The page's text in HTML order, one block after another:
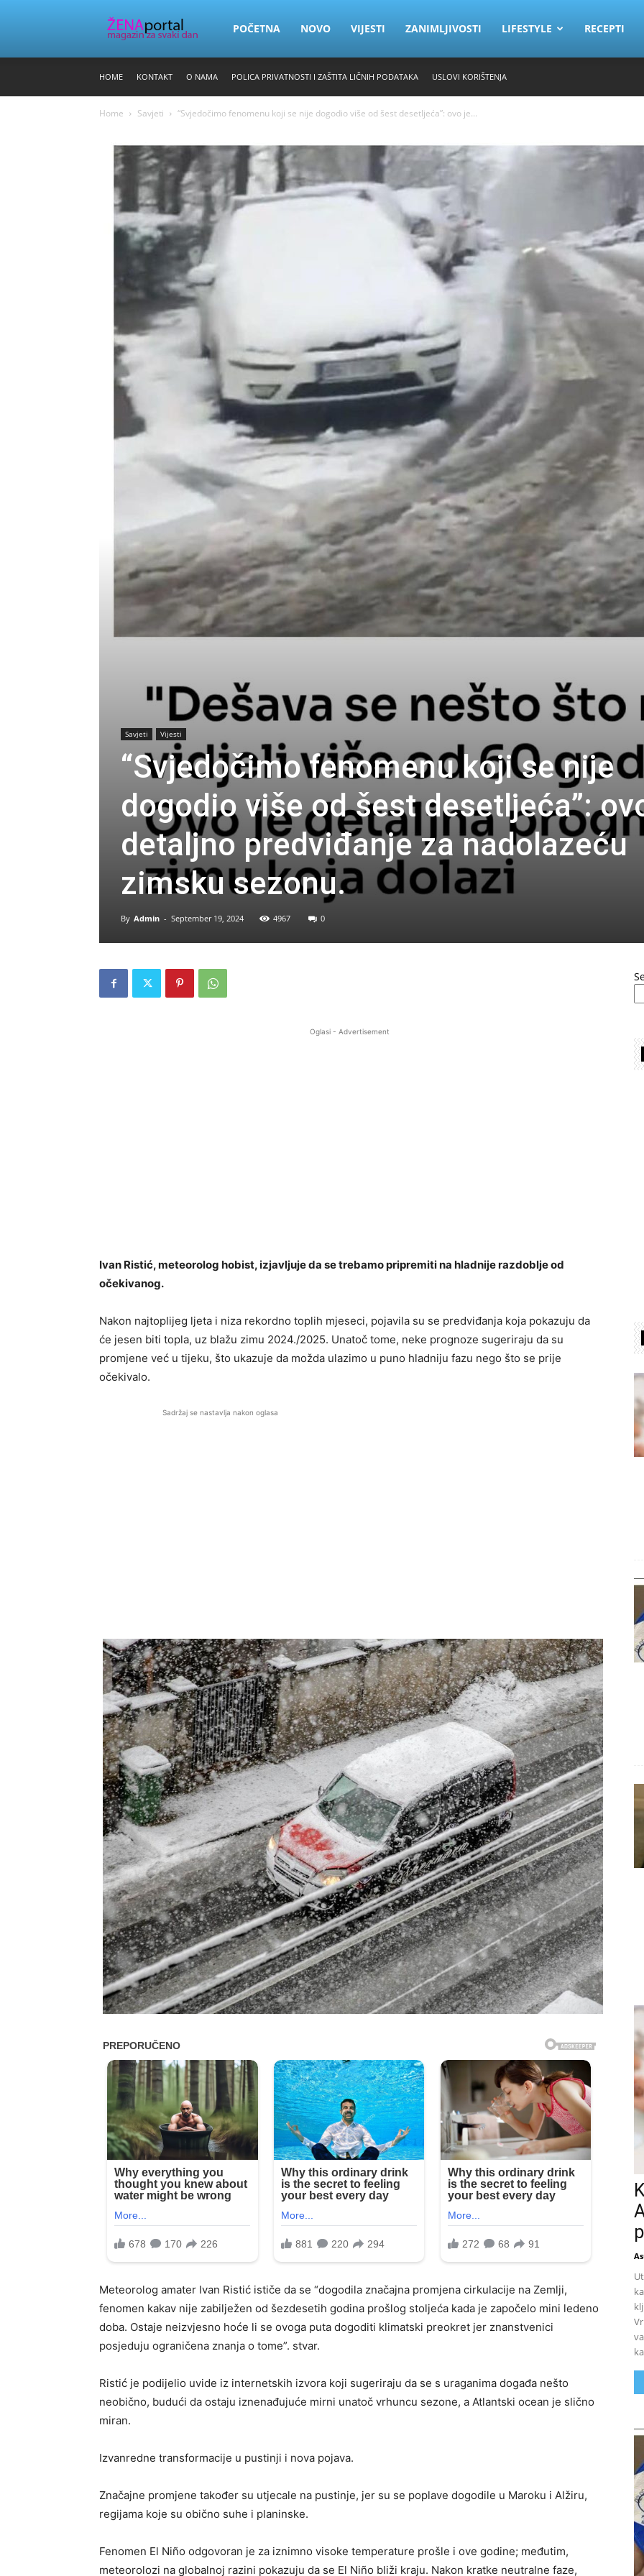
Zena
POČETNA NOVO VIJESTI ZANIMLJIVOSTI LIFESTYLE RECEPTI
HOME KONTAKT O NAMA POLICA PRIVATNOSTI I ZAŠTITA LIČNIH PODATAKA USLOVI KORIŠTENJA
Home Savjeti “Svjedočimo fenomenu koji se nije dogodio više od šest desetljeća”: ovo je...
Savjeti Vijesti
“Svjedočimo fenomenu koji se nije
dogodio više od šest desetljeća”:
detaljno predviđanje za nadolazeću
zimsku sezonu.
By Admin - September 19, 2024 4967 0
Oglasi - Advertisement
Ivan Ristić, meteorolog hobist, izjavljuje da se trebamo pripremiti na hladnije razdoblje od
očekivanog.
Nakon najtoplijeg ljeta i niza rekordno toplih mjeseci, pojavila su se predviđanja koja pokazuju da
će jesen biti topla, uz blažu zimu 2024./2025. Unatoč tome, neke prognoze sugeriraju da su
promjene već u tijeku, što ukazuje da možda ulazimo u puno hladniju fazu nego što se prije
očekivalo.
Sadržaj se nastavlja nakon oglasa
Meteorolog amater Ivan Ristić ističe da se “dogodila značajna promjena cirkulacije na Zemlji,
fenomen kakav nije zabilježen od šezdesetih godina prošlog stoljeća kada je započelo mini ledeno
doba. Ostaje neizvjesno hoće li se ovoga puta dogoditi klimatski preokret jer znanstvenici
posjeduju ograničena znanja o tome”. stvar.
Ristić je podijelio uvide iz internetskih izvora koji sugeriraju da se s uraganima događa nešto
neobično, budući da ostaju iznenađujuće mirni unatoč vrhuncu sezone, a Atlantski ocean je slično
miran.
Izvanredne transformacije u pustinji i nova pojava.
Značajne promjene također su utjecale na pustinje, jer su se poplave dogodile u Maroku i Alžiru,
regijama koje su obično suhe i planinske.
Fenomen El Niño odgovoran je za iznimno visoke temperature prošle i ove godine; međutim,
meteorolozi na globalnoj razini pokazuju da se El Niño bliži kraju. Nakon kratke neutralne faze,